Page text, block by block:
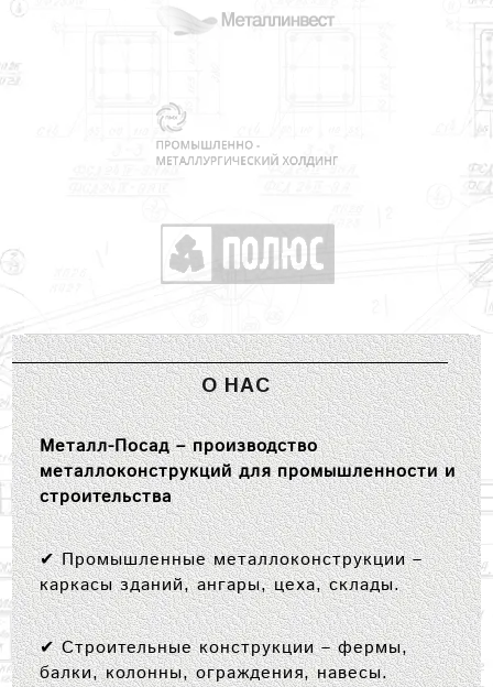
О НАС
Металл-Посад – производство
металлоконструкций для промышленности и
строительства
✔Промышленные металлоконструкции–
каркасы зданий, ангары, цеха, склады.
✔Строительные конструкции– фермы,
балки, колонны, ограждения, навесы.